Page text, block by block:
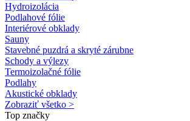
Hydroizolácia
Podlahové fólie
Interiérové obklady
Sauny
Stavebné puzdrá a skryté zárubne
Schody a výlezy
Termoizolačné fólie
Podlahy
Akustické obklady
Zobraziť všetko >
Top značky